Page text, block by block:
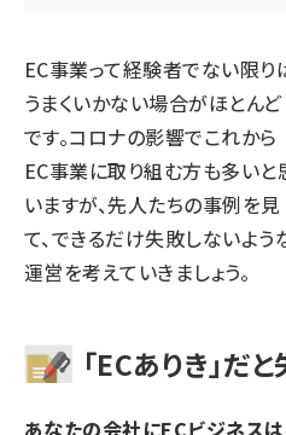
EC事業って経験者でない限り
うまくいかない場合がほとんど
です。コロナの影響でこれから
EC事業に取り組む方も多いと
いますが、先人たちの事例を見
て、できるだけ失敗しないよう
運営を考えていきましょう。
「ECありき」だ
あなたの会社にECビジネスは